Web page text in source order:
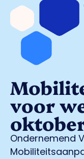
voor
Ondernemend